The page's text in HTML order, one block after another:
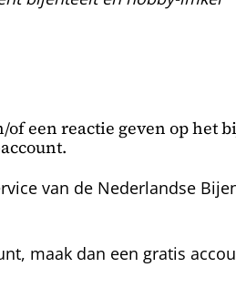
een reactie geven op het
van de Nederlandse
maak dan een gratis